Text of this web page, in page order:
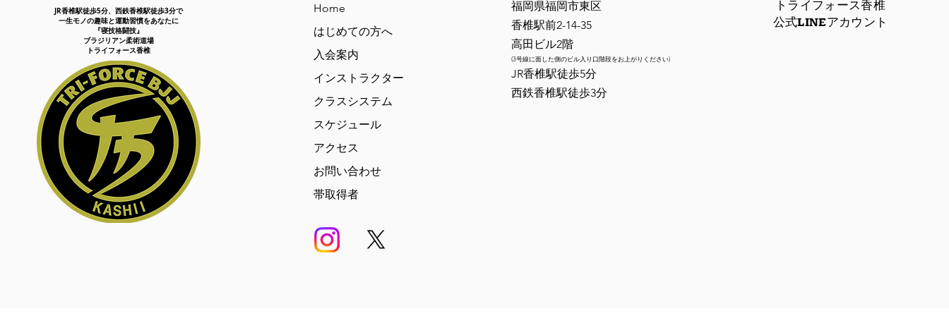
【トライフォース香椎 2026
年7月の柔術無料体験会】
【トライフォース香椎 2026
年6月の柔術無料体験会】
JR香椎駅徒歩5分、西鉄香椎駅徒歩3分で
一生モノの趣味と運動習慣をあなたに
『​寝技格闘技』
ブラジリアン柔術道場
​トライフォース香椎
Home
はじめての方へ
入会案内
インストラクター
クラスシステム
スケジュール
アクセス
お問い合わせ
帯取得者
福岡県福岡市東区
香椎駅前2-14-35
高田ビル2階
(3号線に面した側のビル入り口階段をお上がりください)
​JR香椎駅徒歩5分
西鉄香椎駅徒歩3分
トライフォース香椎
公式LINEアカウント